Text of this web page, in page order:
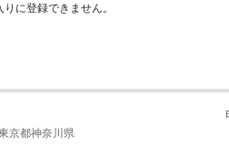
に登録できません。
京都神奈川県